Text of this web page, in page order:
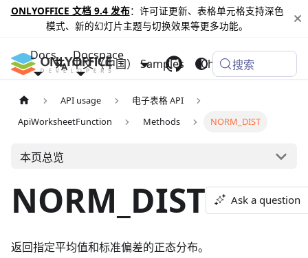
ONLYOFFICE 文档 9.4 发布：许可证更新、表格单元格支持深色
模式、新的幻灯片主题与切换效果等更多功能。
Docs Docspace
Samples Changelog
中文（中国） 搜索
API usage
电子表格 API
ApiWorksheetFunction
Methods NORM_DIST
本页总览
NORM_DIST Ask a question
返回指定平均值和标准偏差的正态分布。